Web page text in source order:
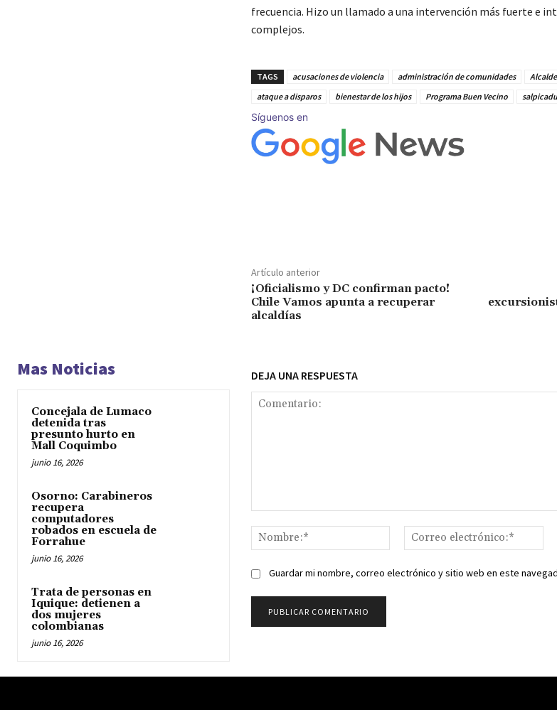
frecuencia. Hizo un llamado a una intervención más fuerte e
complejos.
TAGS acusaciones de violencia administración de comunidades
ataque a disparos
bienestar de los hijos Programa Buen Vecino
Síguenos en
Artículo anterior
¡Oficialismo y DC confirman pacto!
Chile Vamos apunta a recuperar
alcaldías
Mas Noticias
Concejala de Lumaco
detenida tras
presunto hurto en
Mall Coquimbo
junio 16, 2026
Osorno: Carabineros
recupera
computadores
robados en escuela de
Forrahue
junio 16, 2026
Trata de personas en
Iquique: detienen a
dos mujeres
colombianas
junio 16, 2026
DEJA UNA RESPUESTA
Nombre:*
Guardar mi nombre, correo electrónico y sitio web en este